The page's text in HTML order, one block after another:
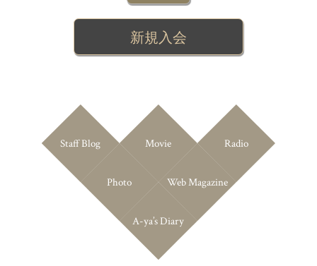
新規入会
Staff Blog Movie Radio
Photo Web Magazine
A-ya’s Diary